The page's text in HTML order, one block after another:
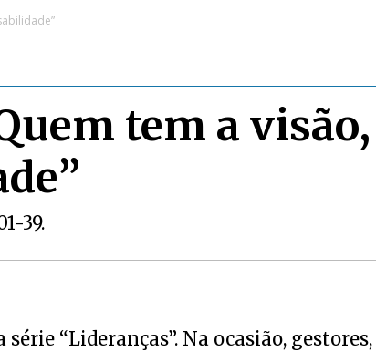
tem a visão,
39.
“Lideranças”. Na ocasião, gestores,